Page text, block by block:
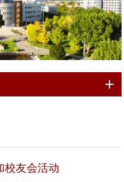
校友会活动